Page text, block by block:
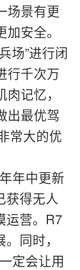
场景有更
安全。
场”进行闭
行千次万
记忆，
出最优驾
常大的优
年中更新
获得无人
运营。R7
同时，
定会让用